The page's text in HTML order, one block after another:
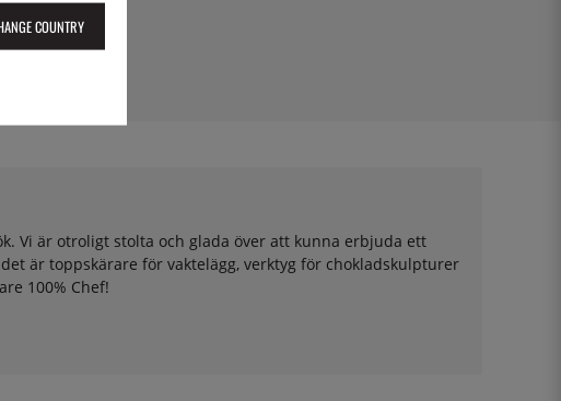
Vi är otroligt stolta och glada över att kunna erbjuda ett
är toppskärare för vaktelägg, verktyg för chokladskulpturer
100% Chef!
COUNTRY